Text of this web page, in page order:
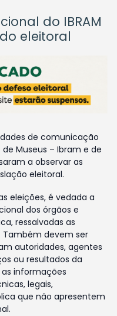
do IBRAM
eleitoral
de comunicação
Museus – Ibram e de
a observar as
eleitoral.
eleições, é vedada a
dos órgãos e
ressalvadas as
Também devem ser
autoridades, agentes
ou resultados da
informações
legais,
que não apresentem